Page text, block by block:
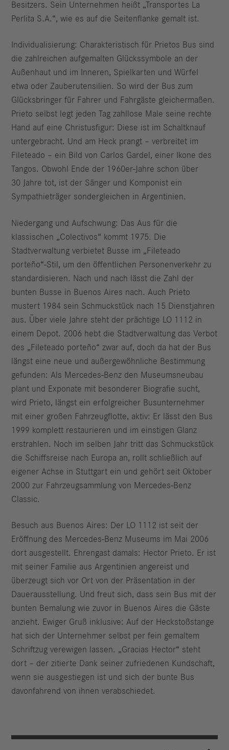
Besitzers. Sein Unternehmen heißt „Transportes La
Perlita S.A.“, wie es auf die Seitenflanke gemalt ist.
Individualisierung: Charakteristisch für Prietos Bus sind
die zahlreichen aufgemalten Glückssymbole an der
Außenhaut und im Inneren, Spielkarten und Würfel
etwa oder Zauberutensilien. So wird der Bus zum
Glücksbringer für Fahrer und Fahrgäste gleichermaßen.
Prieto selbst legt jeden Tag zahllose Male seine rechte
Hand auf eine Christusfigur: Diese ist im Schaltknauf
untergebracht. Und am Heck prangt – verbreitet im
Fileteado – ein Bild von Carlos Gardel, einer Ikone des
Tangos. Obwohl Ende der 1960er-Jahre schon über
30 Jahre tot, ist der Sänger und Komponist ein
Sympathieträger sondergleichen in Argentinien.
Niedergang und Aufschwung: Das Aus für die
klassischen „Colectivos“ kommt 1975. Die
Stadtverwaltung verbietet Busse im „Fileteado
porteño“-Stil, um den öffentlichen Personenverkehr zu
standardisieren. Nach und nach lässt die Zahl der
bunten Busse in Buenos Aires nach. Auch Prieto
mustert 1984 sein Schmuckstück nach 15 Dienstjahren
aus. Über viele Jahre steht der prächtige LO 1112 in
einem Depot. 2006 hebt die Stadtverwaltung das Verbot
des „Fileteado porteño“ zwar auf, doch da hat der Bus
längst eine neue und außergewöhnliche Bestimmung
gefunden: Als Mercedes-Benz den Museumsneubau
plant und Exponate mit besonderer Biografie sucht,
wird Prieto, längst ein erfolgreicher Busunternehmer
mit einer großen Fahrzeugflotte, aktiv: Er lässt den Bus
1999 komplett restaurieren und im einstigen Glanz
erstrahlen. Noch im selben Jahr tritt das Schmuckstück
die Schiffsreise nach Europa an, rollt schließlich auf
eigener Achse in Stuttgart ein und gehört seit Oktober
2000 zur Fahrzeugsammlung von Mercedes-Benz
Classic.
Besuch aus Buenos Aires: Der LO 1112 ist seit der
Eröffnung des Mercedes-Benz Museums im Mai 2006
dort ausgestellt. Ehrengast damals: Hector Prieto. Er ist
mit seiner Familie aus Argentinien angereist und
überzeugt sich vor Ort von der Präsentation in der
Dauerausstellung. Und freut sich, dass sein Bus mit der
bunten Bemalung wie zuvor in Buenos Aires die Gäste
anzieht. Ewiger Gruß inklusive: Auf der Heckstoßstange
hat sich der Unternehmer selbst per fein gemaltem
Schriftzug verewigen lassen. „Gracias Hector“ steht
dort – der zitierte Dank seiner zufriedenen Kundschaft,
wenn sie ausgestiegen ist und sich der bunte Bus
davonfahrend von ihnen verabschiedet.